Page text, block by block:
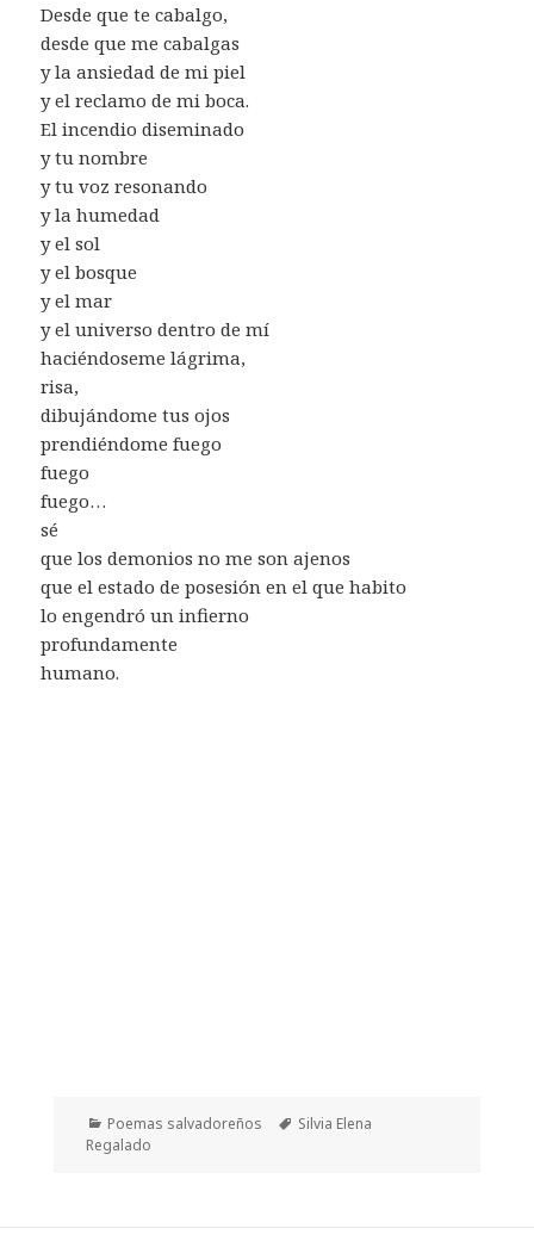
Desde que te cabalgo,
desde que me cabalgas
y la ansiedad de mi piel
y el reclamo de mi boca.
El incendio diseminado
y tu nombre
y tu voz resonando
y la humedad
y el sol
y el bosque
y el mar
y el universo dentro de mí
haciéndoseme lágrima,
risa,
dibujándome tus ojos
prendiéndome fuego
fuego
fuego…
sé
que los demonios no me son ajenos
que el estado de posesión en el que habito
lo engendró un infierno
profundamente
humano.
Categorías
Poemas salvadoreños Etiquetas
Silvia Elena
Regalado